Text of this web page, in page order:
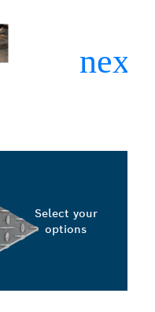
Select your
options